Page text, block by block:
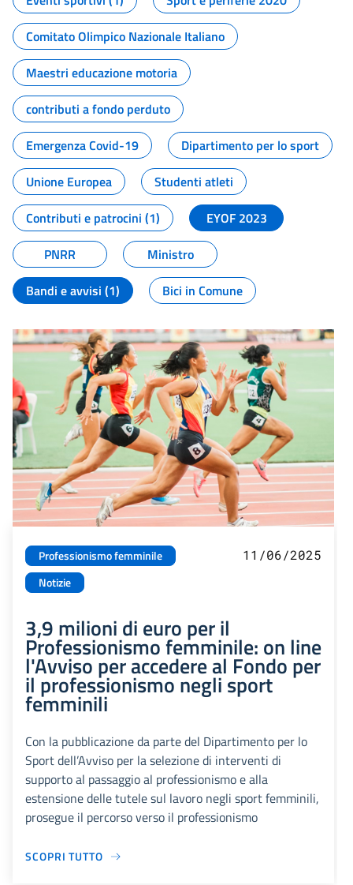
Comitato Olimpico Nazionale Italiano
Maestri educazione motoria
contributi a fondo perduto
Emergenza Covid-19
Dipartimento per lo sport
Unione Europea
Studenti atleti
Contributi e patrocini (1)
EYOF 2023
PNRR
Ministro
Bandi e avvisi (1)
Bici in Comune
Professionismo femminile
Notizie
11/06/2025
3,9 milioni di euro per il
Professionismo femminile: on line
l'Avviso per accedere al Fondo per
il professionismo negli sport
femminili
Con la pubblicazione da parte del Dipartimento per lo
Sport dell’Avviso per la selezione di interventi di
supporto al passaggio al professionismo e alla
estensione delle tutele sul lavoro negli sport femminili,
prosegue il percorso verso il professionismo
SCOPRI TUTTO